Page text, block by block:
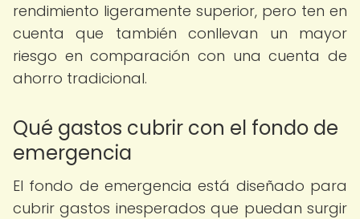
rendimiento ligeramente superior, pero ten en
cuenta que también conllevan un mayor
riesgo en comparación con una cuenta de
ahorro tradicional.
Qué gastos cubrir con el fondo de
emergencia
El fondo de emergencia está diseñado para
cubrir gastos inesperados que puedan surgir